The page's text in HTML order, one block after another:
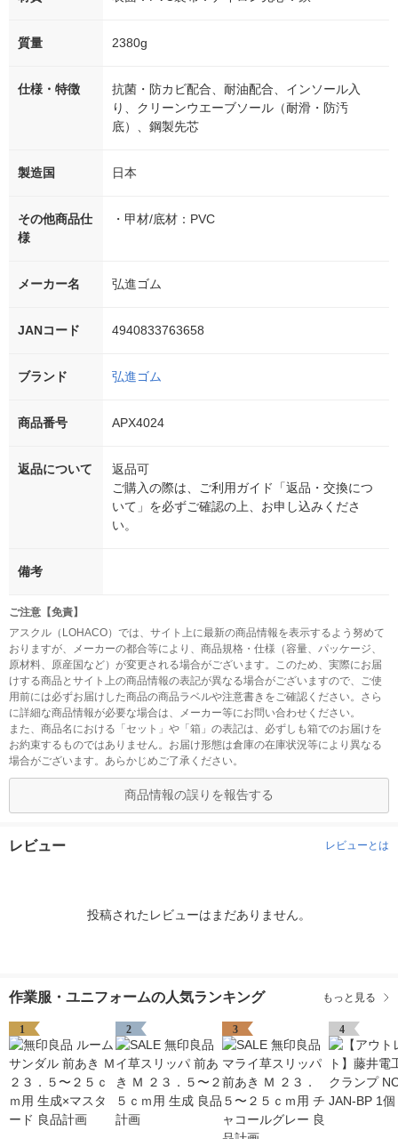
質量 2380g
仕様・特徴
抗菌・防カビ配合、耐油配合、インソール入
り、クリーンウエーブソール（耐滑・防汚
底）、鋼製先芯
製造国 日本
その他商品仕
様
・甲材/底材：PVC
メーカー名 弘進ゴム
JANコード 4940833763658
ブランド 弘進ゴム
商品番号 APX4024
返品について
返品可
ご購入の際は、ご利用ガイド「返品・交換につ
いて」を必ずご確認の上、お申し込みくださ
い。
備考
ご注意【免責】
アスクル（LOHACO）では、サイト上に最新の商品情報を表示するよう努めて
おりますが、メーカーの都合等により、商品規格・仕様（容量、パッケージ、
原材料、原産国など）が変更される場合がございます。このため、実際にお届
けする商品とサイト上の商品情報の表記が異なる場合がございますので、ご使
用前には必ずお届けした商品の商品ラベルや注意書きをご確認ください。さら
に詳細な商品情報が必要な場合は、メーカー等にお問い合わせください。
また、商品名における「セット」や「箱」の表記は、必ずしも箱でのお届けを
お約束するものではありません。お届け形態は倉庫の在庫状況等により異なる
場合がございます。あらかじめご了承ください。
商品情報の誤りを報告する
レビュー レビューとは
投稿されたレビューはまだありません。
作業服・ユニフォームの人気ランキング もっと見る
1 2 3 4